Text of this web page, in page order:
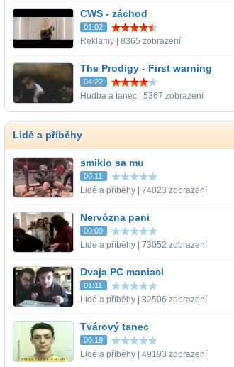
CWS - záchod
01:02
Reklamy | 8365 zobrazení
The Prodigy - First warning
04:22
Hudba a tanec | 5367 zobrazení
Lidé a příběhy
smiklo sa mu
00:11
Lidé a příběhy | 74023 zobrazení
Nervózna pani
00:09
Lidé a příběhy | 73052 zobrazení
Dvaja PC maniaci
01:11
Lidé a příběhy | 82506 zobrazení
Tvárový tanec
00:19
Lidé a příběhy | 49193 zobrazení